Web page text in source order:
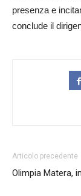
presenza e
conclude il
Articolo precedente
Olimpia Matera,